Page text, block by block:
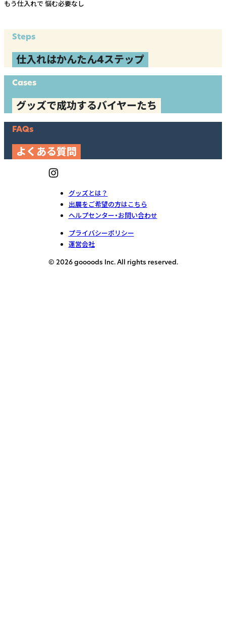
もう仕入れで 悩む必要なし
Steps
仕入れはかんたん4ステップ
Cases
グッズで成功するバイヤーたち
FAQs
よくある質問
グッズとは？
出展をご希望の方はこちら
ヘルプセンター・お問い合わせ
プライバシーポリシー
運営会社
© 2026 goooods Inc. All rights reserved.